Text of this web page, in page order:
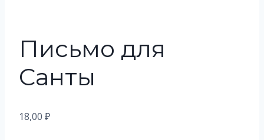
Письмо для
Санты
18,00 ₽